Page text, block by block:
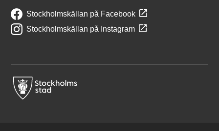
Stockholmskällan på Facebook
Stockholmskällan på Instagram